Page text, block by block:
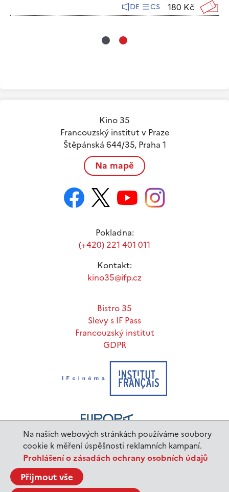
Na našich webových stránkách používáme soubory
cookie k měření úspěšnosti reklamních kampaní.
Prohlášení o zásadách ochrany osobních údajů
Přijmout vše
DE CS 180 Kč
* *
Kino 35
Francouzský institut v Praze
Štěpánská 644/35, Praha 1
Na mapě
Pokladna:
(+420) 221 401 011
Kontakt:
kino35@ifp.cz
Bistro 35
Slevy s IF Pass
Francouzský institut
GDPR
© 2023 Institut français de Prague |